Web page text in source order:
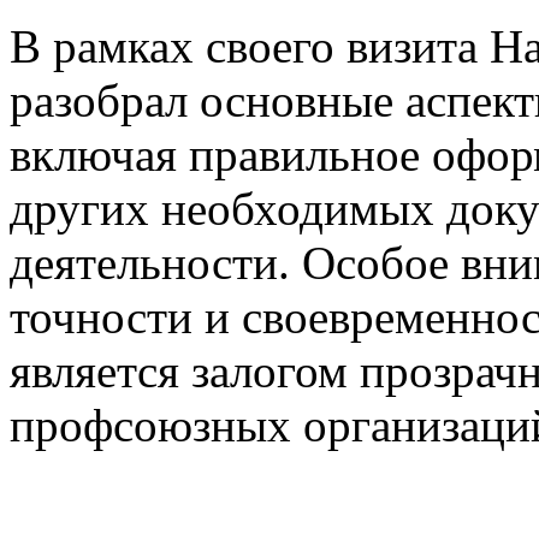
В рамках своего визита
разобрал основные
включая правильное
других необходимых
деятельности. Особое
точности и
является залогом
профсоюзных